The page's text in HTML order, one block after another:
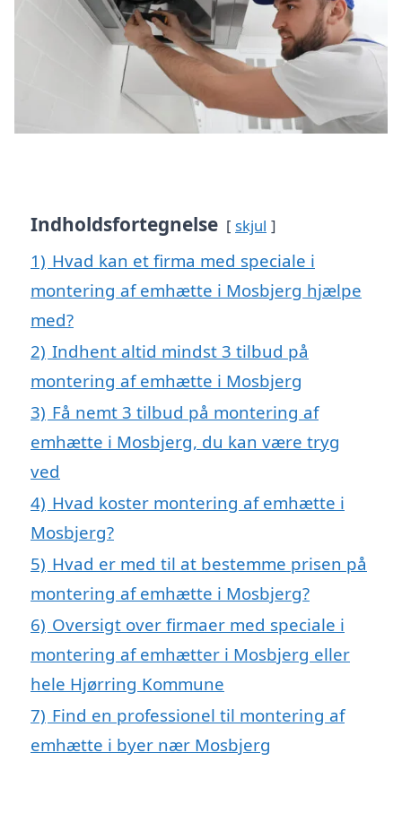
Indholdsfortegnelse skjul
1) Hvad kan et firma med speciale i
montering af emhætte i Mosbjerg hjælpe
med?
2) Indhent altid mindst 3 tilbud på
montering af emhætte i Mosbjerg
3) Få nemt 3 tilbud på montering af
emhætte i Mosbjerg, du kan være tryg
ved
4) Hvad koster montering af emhætte i
Mosbjerg?
5) Hvad er med til at bestemme prisen på
montering af emhætte i Mosbjerg?
6) Oversigt over firmaer med speciale i
montering af emhætter i Mosbjerg eller
hele Hjørring Kommune
7) Find en professionel til montering af
emhætte i byer nær Mosbjerg